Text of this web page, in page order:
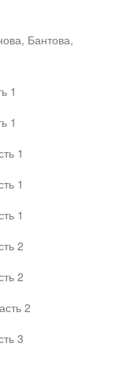
Бантова,
1
1
1
1
1
2
2
2
3